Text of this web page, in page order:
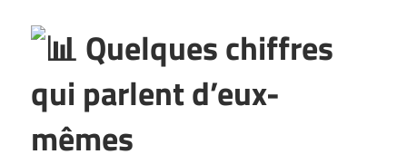
Quelques chiffres
qui parlent d’eux-
mêmes